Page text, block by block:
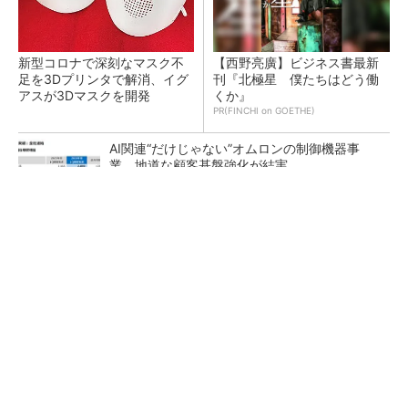
新型コロナで深刻なマスク不
足を3Dプリンタで解消、イグ
アスが3Dマスクを開発
【西野亮廣】ビジネス書最新
刊『北極星 僕たちはどう働
くか』
PR(FINCHI on GOETHE)
AI関連“だけじゃない”オムロンの制御機器事
業、地道な顧客基盤強化が結実